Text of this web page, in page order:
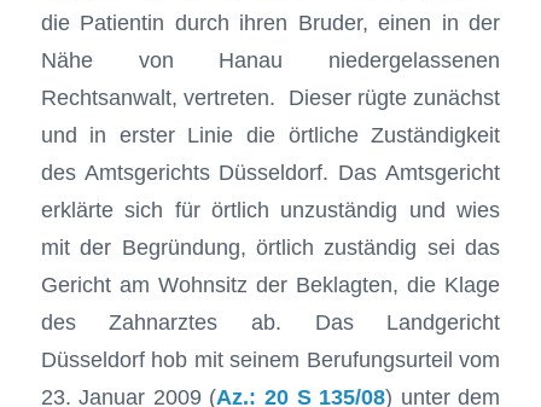
die Patientin durch ihren Bruder, einen in der
Nähe von Hanau niedergelassenen
Rechtsanwalt, vertreten. Dieser rügte zunächst
und in erster Linie die örtliche Zuständigkeit
des Amtsgerichts Düsseldorf. Das Amtsgericht
erklärte sich für örtlich unzuständig und wies
mit der Begründung, örtlich zuständig sei das
Gericht am Wohnsitz der Beklagten, die Klage
des Zahnarztes ab. Das Landgericht
Düsseldorf hob mit seinem Berufungsurteil vom
23. Januar 2009 (Az.: 20 S 135/08) unter dem